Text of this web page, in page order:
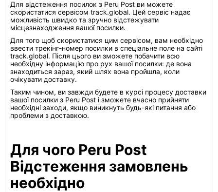
Для відстеження посилок з Peru Post ви можете
скористатися сервісом track.global. Цей сервіс надає
можливість швидко та зручно відстежувати
місцезнаходження вашої посилки.
Для того щоб скористатися цим сервісом, вам необхідно
ввести трекінг-номер посилки в спеціальне поле на сайті
track.global. Після цього ви зможете побачити всю
необхідну інформацію про рух вашої посилки: де вона
знаходиться зараз, який шлях вона пройшла, коли
очікувати доставку.
Таким чином, ви завжди будете в курсі процесу доставки
вашої посилки з Peru Post і зможете вчасно прийняти
необхідні заходи, якщо виникнуть будь-які питання або
проблеми з доставкою.
Для чого Peru Post
Відстеження замовлень
необхідно